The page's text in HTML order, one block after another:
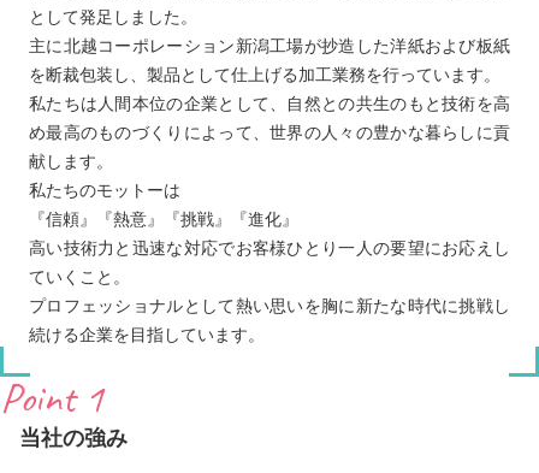
として発足しました。
主に北越コーポレーション新潟工場が抄造した洋紙および板紙
を断裁包装し、製品として仕上げる加工業務を行っています。
私たちは人間本位の企業として、自然との共生のもと技術を高
め最高のものづくりによって、世界の人々の豊かな暮らしに貢
献します。
私たちのモットーは
『信頼』『熱意』『挑戦』『進化』
高い技術力と迅速な対応でお客様ひとり一人の要望にお応えし
ていくこと。
プロフェッショナルとして熱い思いを胸に新たな時代に挑戦し
続ける企業を目指しています。
Point 1
当社の強み